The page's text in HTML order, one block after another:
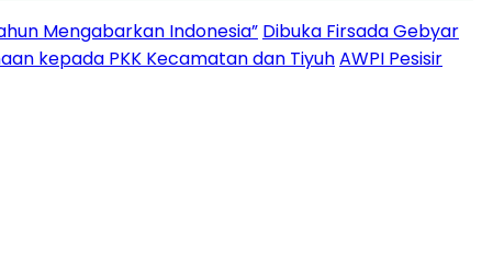
Mengabarkan Indonesia” Dibuka Firsada Gebyar
kepada PKK Kecamatan dan TiyuhAWPI Pesisir